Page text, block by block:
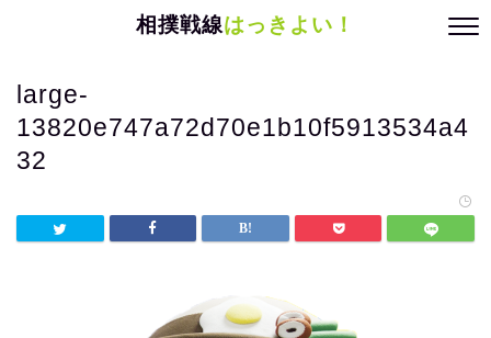
相撲戦線はっきよい！
large-
13820e747a72d70e1b10f5913534a4
32